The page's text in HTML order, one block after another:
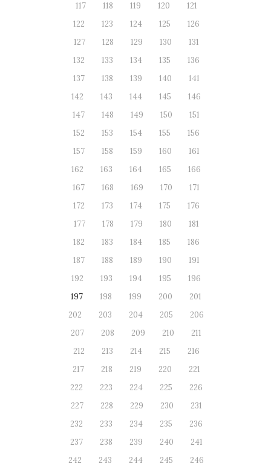
117
118 119 120
121
122
123 124 125
126
127
128 129 130
131
132
133 134 135
136
137
138 139 140
141
142
143 144 145
146
147
148 149 150
151
152
153 154 155
156
157
158 159 160
161
162
163 164 165
166
167
168 169 170
171
172
173 174 175
176
177
178 179 180
181
182
183 184 185
186
187
188 189 190
191
192
193 194 195
196
197
198 199 200
201
202
203 204 205
206
207
208 209 210
211
212
213 214 215
216
217
218 219 220
221
222
223 224 225
226
227
228 229 230
231
232
233 234 235
236
237
238 239 240
241
242
243 244 245
246